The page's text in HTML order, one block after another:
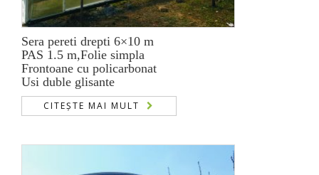
Sera pereti drepti 6×10 m
PAS 1.5 m,Folie simpla
Frontoane cu policarbonat
Usi duble glisante
CITEȘTE MAI MULT